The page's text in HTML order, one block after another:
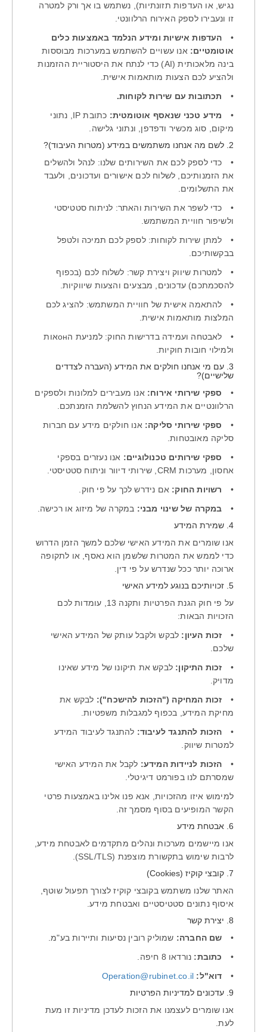
נגיש, או העדפות תזונתיות), נשתמש בו אך ורק למטרה
זו ונעבירו לספק האירוח הרלוונטי.
•
העדפות אישיות ומידע הנלמד באמצעות כלים
אוטומטיים: אנו עשויים להשתמש במערכות מבוססות
בינה מלאכותית (AI) כדי לנתח את היסטוריית ההזמנות
ולהציע לכם הצעות מותאמות אישית.
•
תכתובות עם שירות לקוחות.
•
מידע טכני שנאסף אוטומטית:
כתובת IP, נתוני
מיקום, סוג מכשיר ודפדפן, ונתוני גלישה.
2. לשם מה אנחנו משתמשים במידע (מטרות העיבוד)?
•
כדי לספק לכם את השירותים שלנו: לנהל ולהשלים
את הזמנותיכם, לשלוח לכם אישורים ועדכונים, ולעבד
את התשלומים.
•
כדי לשפר את השירות והאתר: לניתוח סטטיסטי
ולשיפור חוויית המשתמש.
•
למתן שירות לקוחות: לספק לכם תמיכה ולטפל
בבקשותיכם.
•
למטרות שיווק ויצירת קשר: לשלוח לכם (בכפוף
להסכמתכם) עדכונים, מבצעים והצעות שיווקיות.
•
להתאמה אישית של חוויית המשתמש: להציג לכם
המלצות מותאמות אישית.
•
לאבטחה ועמידה בדרישות החוק: למניעת הонאות
ולמילוי חובות חוקיות.
3. עם מי אנחנו חולקים את המידע (העברה לצדדים
שלישיים)?
•
ספקי שירותי אירוח: אנו מעבירים למלונות ולספקים
הרלוונטיים את המידע הנחוץ להשלמת הזמנתכם.
•
ספקי שירותי סליקה: אנו חולקים מידע עם חברות
סליקה מאובטחות.
•
ספקי שירותים טכנולוגיים: אנו נעזרים בספקי
אחסון, מערכות CRM, שירותי דיוור וניתוח סטטיסטי.
•
רשויות החוק: אם נידרש לכך על פי חוק.
•
במקרה של שינוי מבני: במקרה של מיזוג או רכישה.
4. שמירת המידע
אנו שומרים את המידע האישי שלכם למשך הזמן הדרוש
כדי לממש את המטרות שלשמן הוא נאסף, או לתקופה
ארוכה יותר ככל שנדרש על פי דין.
5. זכויותיכם בנוגע למידע האישי
על פי חוק הגנת הפרטיות ותקנה 13, עומדות לכם
הזכויות הבאות:
•
זכות העיון: לבקש ולקבל עותק של המידע האישי
שלכם.
•
זכות התיקון: לבקש את תיקונו של מידע שאינו
מדויק.
•
זכות המחיקה ("הזכות להישכח"): לבקש את
מחיקת המידע, בכפוף למגבלות משפטיות.
•
הזכות להתנגד לעיבוד: להתנגד לעיבוד המידע
למטרות שיווק.
•
הזכות לניידות המידע: לקבל את המידע האישי
שמסרתם לנו בפורמט דיגיטלי.
למימוש איזו מהזכויות, אנא פנו אלינו באמצעות פרטי
הקשר המופיעים בסוף מסמך זה.
6. אבטחת מידע
אנו מיישמים מערכות ונהלים מתקדמים לאבטחת מידע,
לרבות שימוש בתקשורת מוצפנת (SSL/TLS).
7. קובצי קוקיז (Cookies)
האתר שלנו משתמש בקובצי קוקיז לצורך תפעול שוטף,
איסוף נתונים סטטיסטיים ואבטחת מידע.
8. יצירת קשר
•
שם החברה: שמוליק רובין נסיעות ותיירות בע"מ.
•
כתובת: נורדאו 8 חיפה.
•
דוא"ל: Operation@rubinet.co.il
9. עדכונים למדיניות הפרטיות
אנו שומרים לעצמנו את הזכות לעדכן מדיניות זו מעת
לעת.